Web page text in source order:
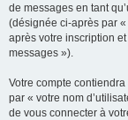
de messages en tant
(désignée ci-après par
après votre inscription
messages »).
Votre compte
par « votre nom
de vous connecter à